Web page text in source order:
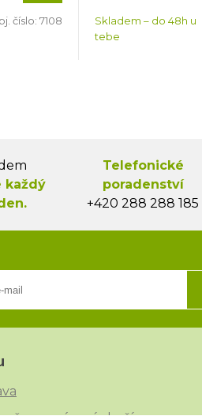
číslo: 7108
Skladem – do 48h u
tebe
každý
Telefonické
poradenství
+420 288 288 185